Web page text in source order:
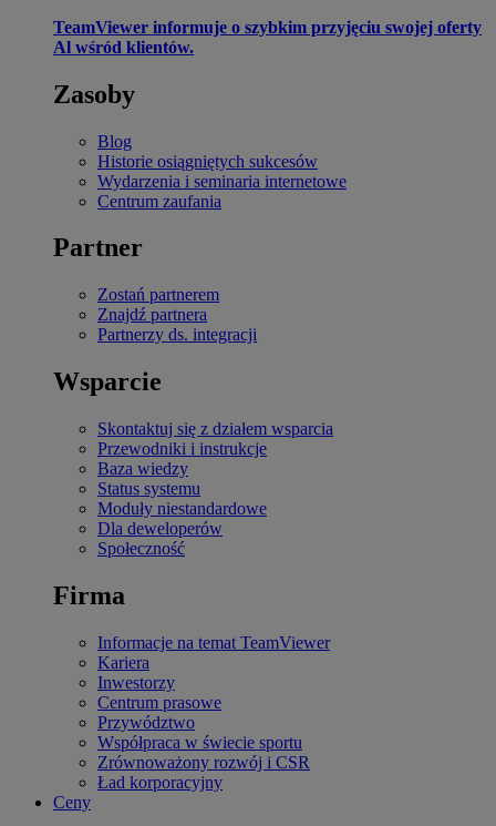
TeamViewer informuje o szybkim przyjęciu swojej oferty
Al wśród klientów.
Zasoby
Blog
Historie osiągniętych sukcesów
Wydarzenia i seminaria internetowe
Centrum zaufania
Partner
Zostań partnerem
Znajdź partnera
Partnerzy ds. integracji
Wsparcie
Skontaktuj się z działem wsparcia
Przewodniki i instrukcje
Baza wiedzy
Status systemu
Moduły niestandardowe
Dla deweloperów
Społeczność
Firma
Informacje na temat TeamViewer
Kariera
Inwestorzy
Centrum prasowe
Przywództwo
Współpraca w świecie sportu
Zrównoważony rozwój i CSR
Ład korporacyjny
Ceny